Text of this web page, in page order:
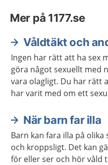
Mer på 1177.se
Våldtäkt och
Ingen har rätt att ha sex
göra något sexuellt med
vara olagligt. Du har rätt
har varit med om ett
När barn far illa
Barn kan fara illa på
och kroppsligt. Det kan
för eller ser och hör våld